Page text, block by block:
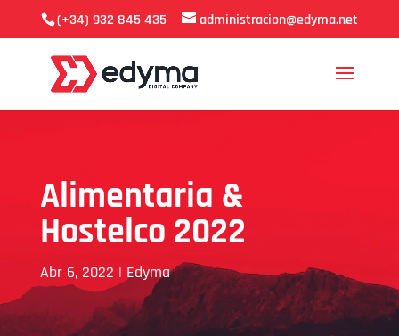
(+34) 932 845 435 administracion@edyma.net
Alimentaria &
Hostelco 2022
Abr 6, 2022 | Edyma